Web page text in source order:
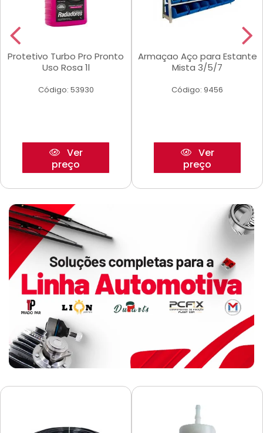
Protetivo Turbo Pro Pronto
Uso Rosa 1l
Código: 53930
Ver
preço
Armaçao Aço para Estante
Mista 3/5/7
Código: 9456
Ver
preço